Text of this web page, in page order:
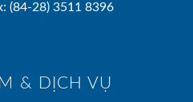
(84-28) 3511 8396
& DỊCH VỤ